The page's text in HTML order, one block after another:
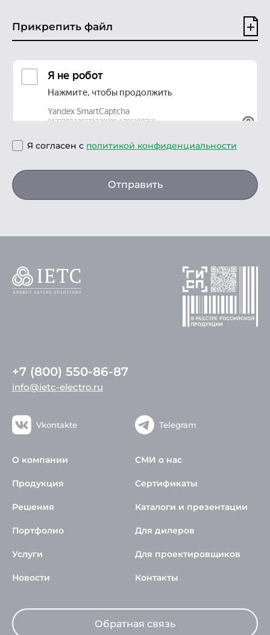
Прикрепить файл
Я согласен с политикой конфиденциальности
Отправить
+7 (800) 550-86-87
info@ietc-electro.ru
Vkontakte Telegram
О компании
Продукция
Решения
Портфолио
Услуги
Новости
СМИ о нас
Сертификаты
Каталоги и презентации
Для дилеров
Для проектировщиков
Контакты
Обратная связь